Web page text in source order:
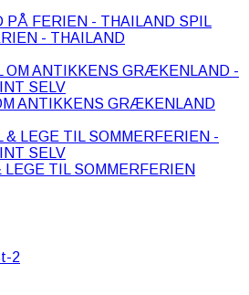
SPIL
- THAILAND
ANTIKKENS GRÆKENLAND
LEGE TIL SOMMERFERIEN